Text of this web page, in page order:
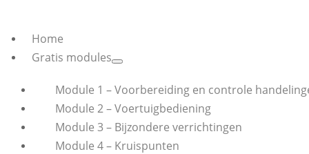
Home
Gratis modules
Module 1 – Voorbereiding en controle
Module 2 – Voertuigbediening
Module 3 – Bijzondere verrichtingen
Module 4 – Kruispunten